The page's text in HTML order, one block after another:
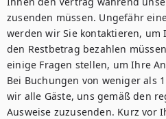
zusenden müssen. Ungefähr
werden wir Sie kontaktieren, um
den Restbetrag bezahlen
einige Fragen stellen, um Ihre
Bei Buchungen von weniger als
wir alle Gäste, uns gemäß den
Ausweise zuzusenden. Kurz vor